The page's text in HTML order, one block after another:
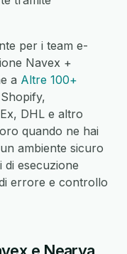
per i team e-
Navex +
a Altre 100+
DHL e altro
quando ne hai
ambiente sicuro
esecuzione
errore e controllo